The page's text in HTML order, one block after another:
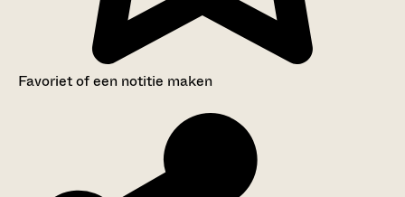
Favoriet of een notitie maken